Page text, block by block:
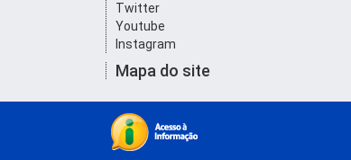
Twitter
Youtube
Instagram
Mapa do site